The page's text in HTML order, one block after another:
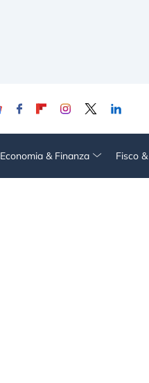
Economia & Finanza Fisco